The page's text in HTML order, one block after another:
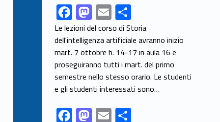
Link identifier share facebook archive #share-link-archive-41411F
ac
e
b
o
o
k
M
as
to
d
o
n
E
m
ai
l
S
h
ar
e
Le lezioni del corso di Storia
dell'intelligenza artificiale avranno inizio
mart. 7 ottobre h. 14-17 in aula 16 e
proseguiranno tutti i mart. del primo
semestre nello stesso orario. Le studenti
e gli studenti interessati sono…
F M E S